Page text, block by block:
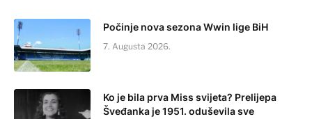
Počinje nova sezona Wwin lige BiH
7. Augusta 2026.
Ko je bila prva Miss svijeta? Prelijepa
Šveđanka je 1951. oduševila sve